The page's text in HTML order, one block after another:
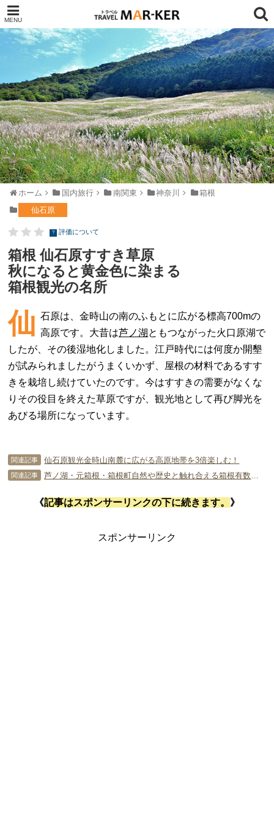
ホーム 国内旅行 南関東 神奈川
箱根
仙石原
? 評価について
箱根 仙石原すすき草原
秋になると黄金色に染まる
箱根観光の名所
仙 石原は、金時山の南のふもとに広がる標高700mの
高原です。大昔は芦ノ湖 ともつながった火口原湖で
したが、その後湿地化しました。江戸時代には何度か開墾
が試みられましたがうまくいかず、屋根の材料であるすす
きを栽培し続けていたのです。今はすすきの需要がなくな
りその役目を終えた草原ですが、観光地として再び脚光を
あびる場所になっています。
関連記事 仙石原観光金時山南麓に広がる高原地帯を3倍楽しむ！
関連記事
《記事はスポンサーリンクの下に続きます。 》
スポンサーリンク